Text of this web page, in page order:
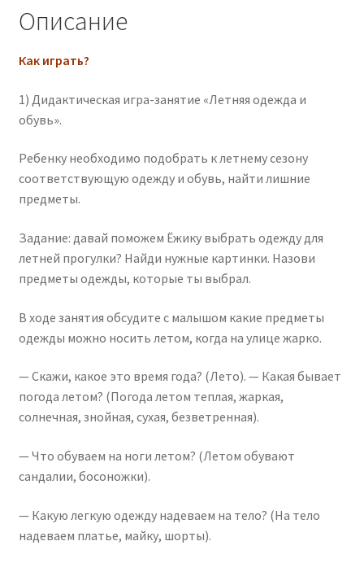
Описание
Как играть?
1) Дидактическая игра-занятие «Летняя одежда и
обувь».
Ребенку необходимо подобрать к летнему сезону
соответствующую одежду и обувь, найти лишние
предметы.
Задание: давай поможем Ёжику выбрать одежду для
летней прогулки? Найди нужные картинки. Назови
предметы одежды, которые ты выбрал.
В ходе занятия обсудите с малышом какие предметы
одежды можно носить летом, когда на улице жарко.
— Скажи, какое это время года? (Лето). — Какая бывает
погода летом? (Погода летом теплая, жаркая,
солнечная, знойная, сухая, безветренная).
— Что обуваем на ноги летом? (Летом обувают
сандалии, босоножки).
— Какую легкую одежду надеваем на тело? (На тело
надеваем платье, майку, шорты).